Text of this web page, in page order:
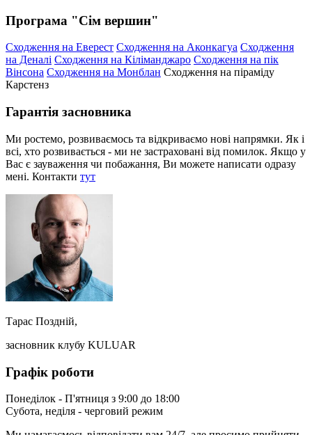
Програма "Сім вершин"
Сходження на Еверест Сходження на Аконкагуа Сходження
на Деналі Сходження на Кіліманджаро Сходження на пік
Вінсона Сходження на Монблан Сходження на піраміду
Карстенз
Гарантія засновника
Ми ростемо, розвиваємось та відкриваємо нові напрямки. Як і
всі, хто розвивається - ми не застраховані від помилок. Якщо у
Вас є зауваження чи побажання, Ви можете написати одразу
мені. Контакти тут
Тарас Поздній,
засновник клубу KULUAR
Графік роботи
Понеділок - П'ятниця з 9:00 до 18:00
Субота, неділя - черговий режим